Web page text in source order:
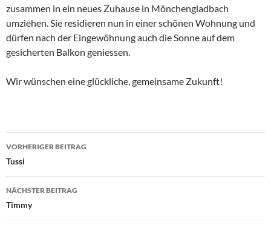
zusammen in ein neues Zuhause in Mönchengladbach
umziehen. Sie residieren nun in einer schönen Wohnung und
dürfen nach der Eingewöhnung auch die Sonne auf dem
gesicherten Balkon geniessen.
Wir wünschen eine glückliche, gemeinsame Zukunft!
Beitragsnavigation
VORHERIGER BEITRAG
Tussi
NÄCHSTER BEITRAG
Timmy